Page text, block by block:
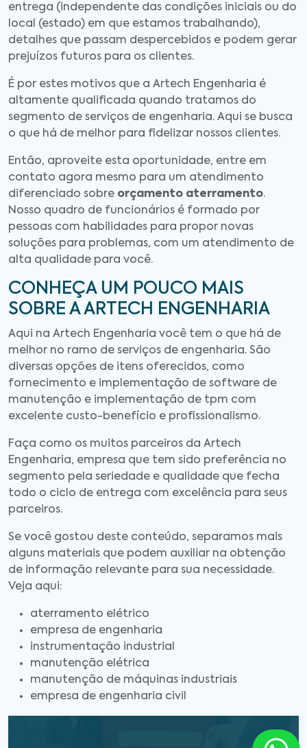
entrega (independente das condições iniciais ou do
local (estado) em que estamos trabalhando),
detalhes que passam despercebidos e podem gerar
prejuízos futuros para os clientes.
É por estes motivos que a Artech Engenharia é
altamente qualificada quando tratamos do
segmento de serviços de engenharia. Aqui se busca
o que há de melhor para fidelizar nossos clientes.
Então, aproveite esta oportunidade, entre em
contato agora mesmo para um atendimento
diferenciado sobre orçamento aterramento.
Nosso quadro de funcionários é formado por
pessoas com habilidades para propor novas
soluções para problemas, com um atendimento de
alta qualidade para você.
CONHEÇA UM POUCO MAIS
SOBRE A ARTECH ENGENHARIA
Aqui na Artech Engenharia você tem o que há de
melhor no ramo de serviços de engenharia. São
diversas opções de itens oferecidos, como
fornecimento e implementação de software de
manutenção e implementação de tpm com
excelente custo-benefício e profissionalismo.
Faça como os muitos parceiros da Artech
Engenharia, empresa que tem sido preferência no
segmento pela seriedade e qualidade que fecha
todo o ciclo de entrega com excelência para seus
parceiros.
Se você gostou deste conteúdo, separamos mais
alguns materiais que podem auxiliar na obtenção
de informação relevante para sua necessidade.
Veja aqui:
aterramento elétrico
empresa de engenharia
instrumentação industrial
manutenção elétrica
manutenção de máquinas industriais
empresa de engenharia civil